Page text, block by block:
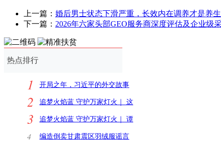
上一篇： 婚后男士状态下滑严重，长效内在调养才是养
下一篇： 2026年六家头部GEO服务商深度评估及企业级
热点排行
1 开局之年，习近平的外交故事
2
追梦火焰蓝 守护万家灯火｜ 这
里没有火情就是最
3
追梦火焰蓝 守护万家灯火｜ 谭
远林：在“幕后”
4
编造倒卖甘肃震区羽绒服谣言